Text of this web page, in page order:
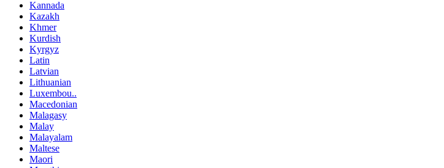
Kannada
Kazakh
Khmer
Kurdish
Kyrgyz
Latin
Latvian
Lithuanian
Luxembou..
Macedonian
Malagasy
Malay
Malayalam
Maltese
Maori